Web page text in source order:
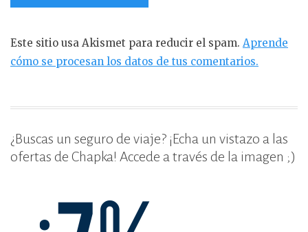
Este sitio usa Akismet para reducir el spam. Aprende
cómo se procesan los datos de tus comentarios.
¿Buscas un seguro de viaje? ¡Echa un vistazo a las
ofertas de Chapka! Accede a través de la imagen ;)